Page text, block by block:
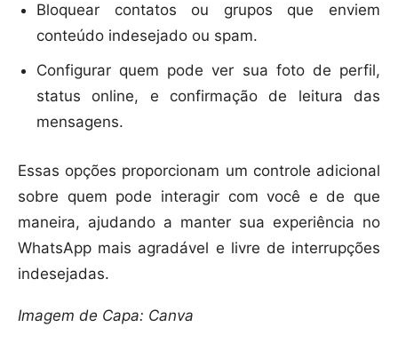
Bloquear contatos ou grupos que enviem
conteúdo indesejado ou spam.
Configurar quem pode ver sua foto de perfil,
status online, e confirmação de leitura das
mensagens.
Essas opções proporcionam um controle adicional
sobre quem pode interagir com você e de que
maneira, ajudando a manter sua experiência no
WhatsApp mais agradável e livre de interrupções
indesejadas.
Imagem de Capa: Canva